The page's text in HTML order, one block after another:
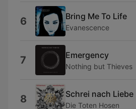
6 Bring Me To Life
Evanescence
7 Emergency
Nothing but Thieves
8 Schrei nach Liebe
Die Toten Hosen